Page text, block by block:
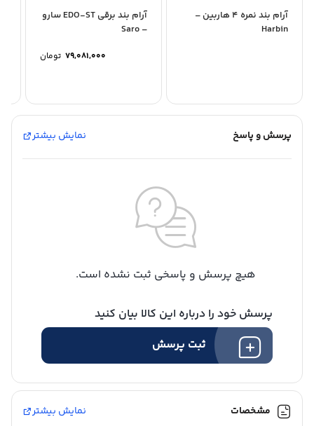
آرام بند نمره 4 هاربین –
Harbin
آرام بند برقی EDO-ST سارو
– Saro
79,081,000 تومان
پرسش و پاسخ نمایش بیشتر
هیچ پرسش و پاسخی ثبت نشده است.
پرسش خود را درباره این کالا بیان کنید
ثبت پرسش
مشخصات نمایش بیشتر